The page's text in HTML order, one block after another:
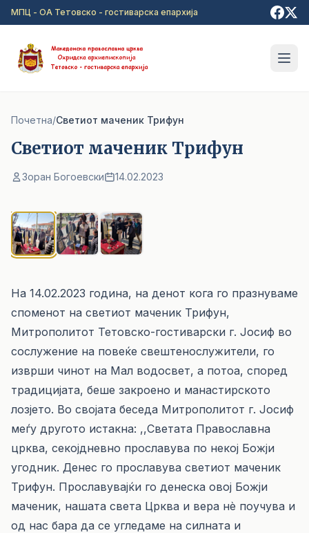
Прејди на главна содржина
МПЦ - ОА Тетовско - гостиварска епархија
Почетна/Cветиот маченик Трифун
Cветиот маченик Трифун
Зоран Богоевски 14.02.2023
На 14.02.2023 година, на денот кога го празнуваме
споменот на светиот маченик Трифун,
Митрополитот Тетовско-гостиварски г. Јосиф во
сослужение на повеќе свештенослужители, го
изврши чинот на Мал водосвет, а потоа, според
традицијата, беше закроено и манастирското
лозјето. Во својата беседа Митрополитот г. Јосиф
меѓу другото истакна: ,,Светата Православна
црква, секојдневно прославува по некој Божји
угодник. Денес го прославува светиот маченик
Трифун. Прославувајќи го денеска овој Божји
маченик, нашата света Црква и вера нè поучува и
од нас бара да се угледаме на силната и